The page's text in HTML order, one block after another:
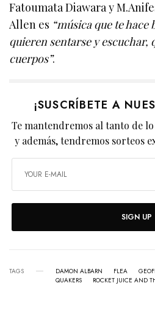
Fatoumata Diawara y
Allen es “música que te
quieren sentarse y escuchar,
cuerpos”.
¡SUSCRÍBETE A
Te mantendremos al tanto de lo
y además, tendremos sorteos
SIGN UP
TAGS DAMON ALBARN FLEA
QUAKERS
ROCKET JUICE AND